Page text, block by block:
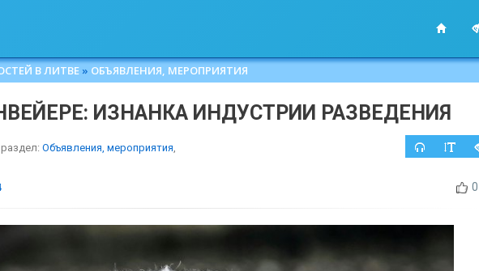
В ЛИТВЕ » ОБЪЯВЛЕНИЯ, МЕРОПРИЯТИЯ
ИЗНАНКА ИНДУСТРИИ РАЗВЕДЕНИЯ
Объявления, мероприятия,
0